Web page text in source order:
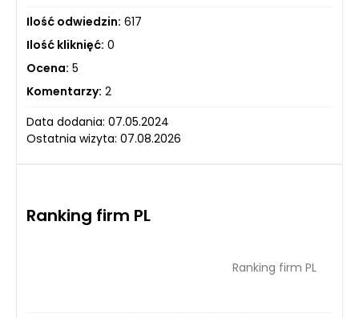
Ilość odwiedzin: 617
Ilość kliknięć: 0
Ocena: 5
Komentarzy: 2
Data dodania: 07.05.2024
Ostatnia wizyta: 07.08.2026
Ranking firm PL
Ranking firm PL